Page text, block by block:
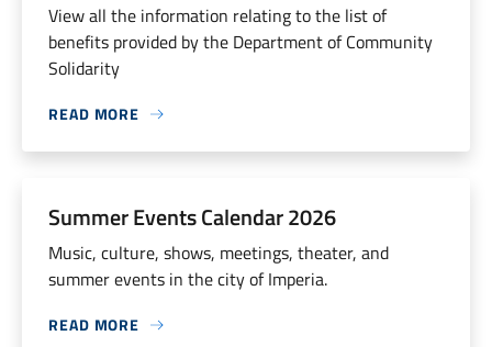
View all the information relating to the list of
benefits provided by the Department of Community
Solidarity
READ MORE
Summer Events Calendar 2026
Music, culture, shows, meetings, theater, and
summer events in the city of Imperia.
READ MORE